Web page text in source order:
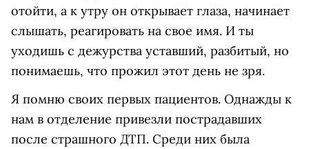
отойти, а к утру он открывает глаза, начинает
слышать, реагировать на свое имя. И ты
уходишь с дежурства уставший, разбитый, но
понимаешь, что прожил этот день не зря.
Я помню своих первых пациентов. Однажды к
нам в отделение привезли пострадавших
после страшного ДТП. Среди них была